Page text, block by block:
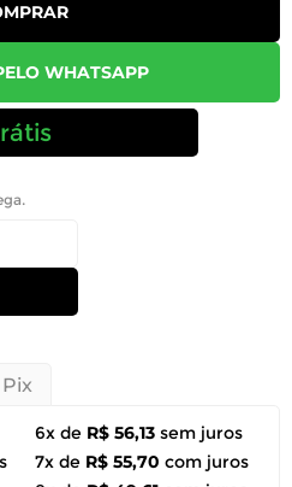
WHATSAPP
Pix
6x de R$ 56,13 sem juros
7x de R$ 55,70 com juros